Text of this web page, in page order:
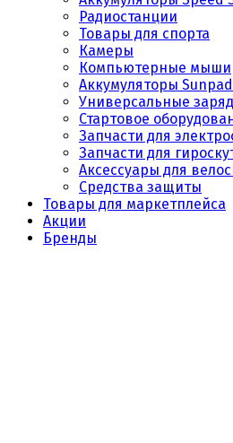
Радиостанции
Товары для спорта
Камеры
Компьютерные мыши
Аккумуляторы
Универсальные
Стартовое
Запчасти для
Запчасти для
Аксессуары для
Средства защиты
Товары для маркетплейса
Акции
Бренды